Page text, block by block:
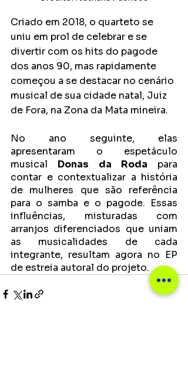
Criado em 2018, o quarteto se
uniu em prol de celebrar e se
divertir com os hits do pagode
dos anos 90, mas rapidamente
começou a se destacar no cenário
musical de sua cidade natal, Juiz
de Fora, na Zona da Mata mineira.
No ano seguinte, elas
apresentaram o espetáculo
musical Donas da Roda para
contar e contextualizar a história
de mulheres que são referência
para o samba e o pagode. Essas
influências, misturadas com
arranjos diferenciados que uniam
as musicalidades de cada
integrante, resultam agora no EP
de estreia autoral do projeto.